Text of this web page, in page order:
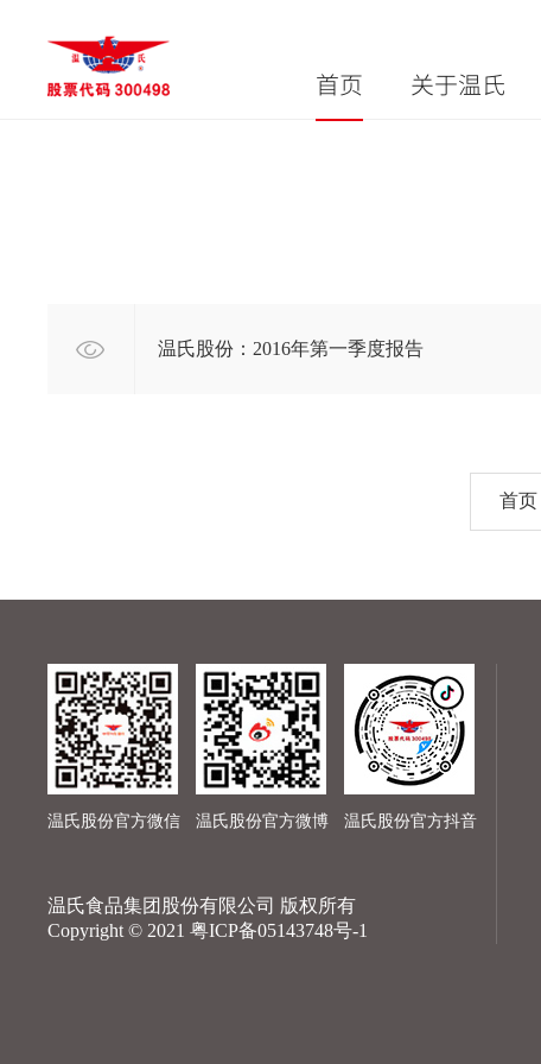
首页 关于温氏
温氏股份：2016年第一季度报告
首页
温氏股份官方微信 温氏股份官方微博 温氏股份官方抖音
温氏食品集团股份有限公司 版权所有
Copyright © 2021 粤ICP备05143748号-1